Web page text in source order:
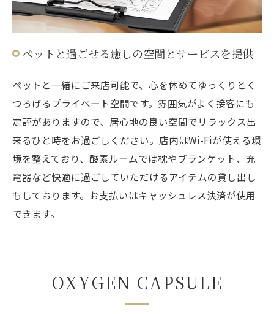
ペットと過ごせる癒しの空間とサービスを提供
ペットと一緒にご来店可能で、心を休めてゆっくりとく
つろげるプライベート空間です。雰囲気がよく接客にも
定評がありますので、居心地の良い空間でリラックス出
来るひと時をお過ごしください。店内はWi-Fiが使える環
境を整えており、酸素ルームでは枕やブランケット、充
電器など快適に過ごしていただけるアイテムの貸し出し
もしております。お支払いはキャッシュレス決済が使用
できます。
OXYGEN CAPSULE